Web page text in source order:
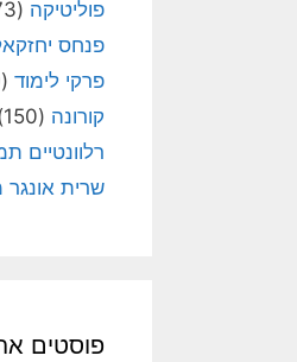
פוליטיקה (1,073)
פנחס
פרקי לימוד (90)
קורונה (150)
רלוונטיים
שרית אונגר
פוסטים